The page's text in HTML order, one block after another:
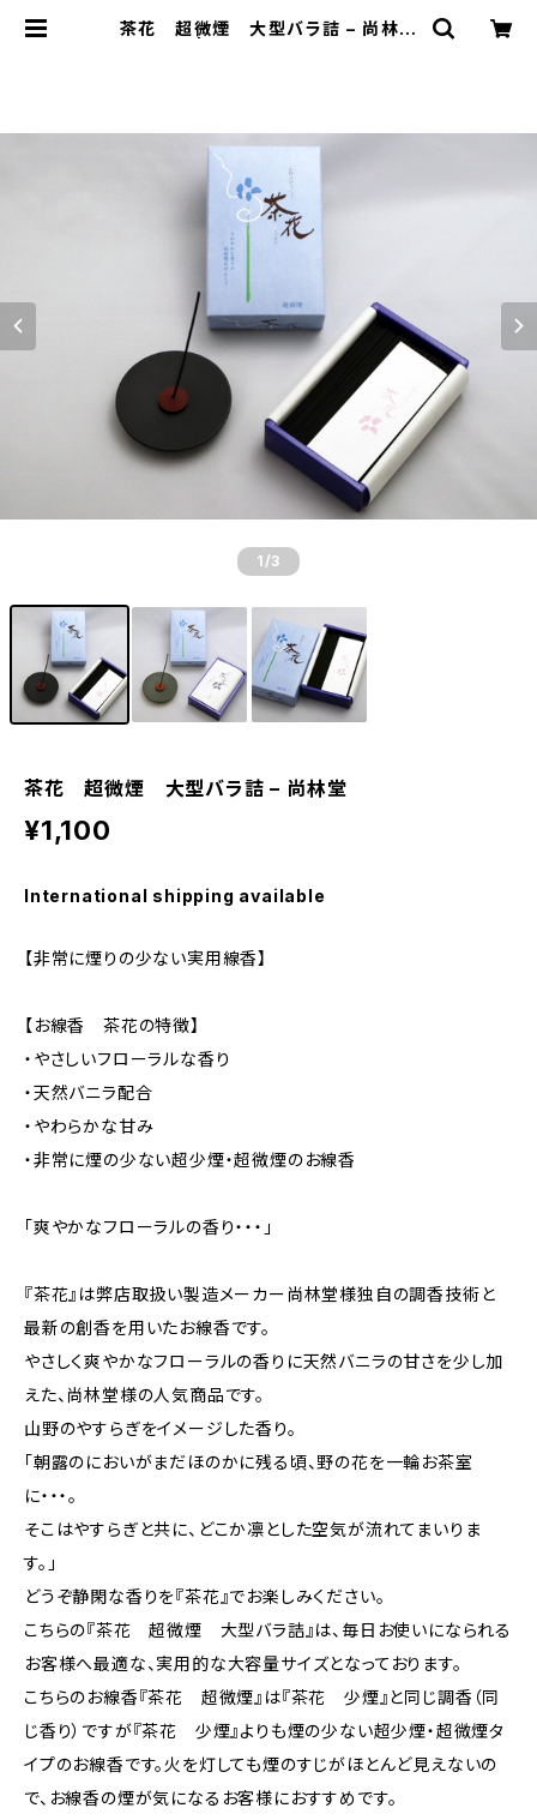
茶花 超微煙 大型バラ詰 – 尚林堂
1 /3
茶花 超微煙 大型バラ詰 – 尚林堂
¥1,100
International shipping available
【非常に煙りの少ない実用線香】
【お線香 茶花の特徴】
・やさしいフローラルな香り
・天然バニラ配合
・やわらかな甘み
・非常に煙の少ない超少煙・超微煙のお線香
「爽やかなフローラルの香り・・・」
『茶花』は弊店取扱い製造メーカー尚林堂様独自の調香技術と
最新の創香を用いたお線香です。
やさしく爽やかなフローラルの香りに天然バニラの甘さを少し加
えた、尚林堂様の人気商品です。
山野のやすらぎをイメージした香り。
「朝露のにおいがまだほのかに残る頃、野の花を一輪お茶室
に・・・。
そこはやすらぎと共に、どこか凛とした空気が流れてまいりま
す。」
どうぞ静閑な香りを『茶花』でお楽しみください。
こちらの『茶花 超微煙 大型バラ詰』は、毎日お使いになられる
お客様へ最適な、実用的な大容量サイズとなっております。
こちらのお線香『茶花 超微煙』は『茶花 少煙』と同じ調香（同
じ香り）ですが『茶花 少煙』よりも煙の少ない超少煙・超微煙タ
イプのお線香です。火を灯しても煙のすじがほとんど見えないの
で、お線香の煙が気になるお客様におすすめです。